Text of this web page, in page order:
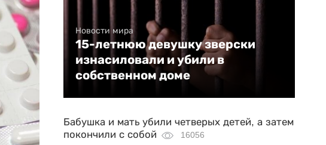
Новости мира
15-летнюю девушку зверски
изнасиловали и убили в
собственном доме
Бабушка и мать убили четверых детей, а затем
покончили с собой
16056